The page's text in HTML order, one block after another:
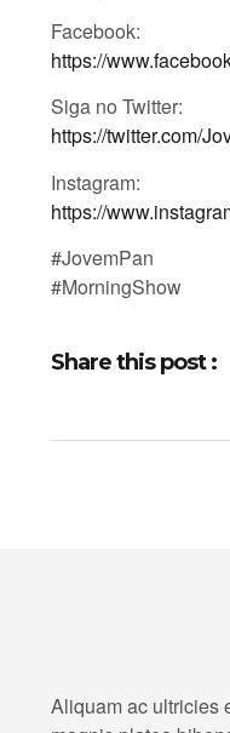
Facebook:
https://
Siga no Twitter:
https://twitter.com/
Instagram:
https://
#JovemPan
#MorningShow
Share this post :
Aliquam ac ultricies